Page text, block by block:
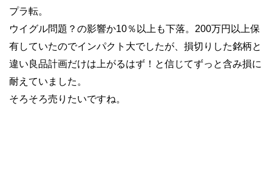
プラ転。
ウイグル問題？の影響か10％以上も下落。200万円以上保
有していたのでインパクト大でしたが、損切りした銘柄と
違い良品計画だけは上がるはず！と信じてずっと含み損に
耐えていました。
そろそろ売りたいですね。